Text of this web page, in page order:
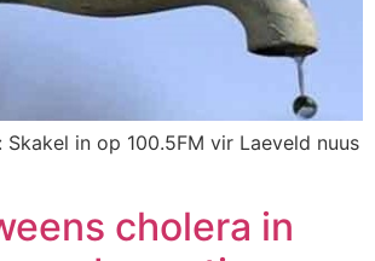
Skakel in op 100.5FM vir Laeveld nuus
cholera in